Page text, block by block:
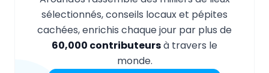
sélectionnés, conseils locaux et pépites
cachées, enrichis chaque jour par plus de
60,000 contributeursà travers le
monde.